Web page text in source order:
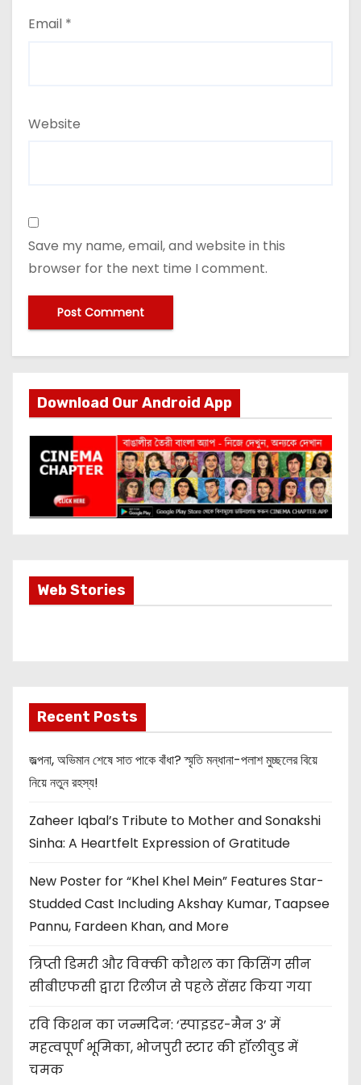
Email *
Website
Save my name, email, and website in this
browser for the next time I comment.
Download Our Android App
Web StoriesMost Important
Info about
Recent Posts
জল্পনা, অভিমান শেষে সাত পাকে বাঁধা? স্মৃতি মন্ধানা-পলাশ মুচ্ছলের বিয়ে
নিয়ে নতুন রহস্য!
Zaheer Iqbal’s Tribute to Mother and Sonakshi
Sinha: A Heartfelt Expression of Gratitude
New Poster for “Khel Khel Mein” Features Star-
Studded Cast Including Akshay Kumar, Taapsee
Pannu, Fardeen Khan, and More
त्रिप्ती डिमरी और विक्की कौशल का किसिंग सीन
सीबीएफसी द्वारा रिलीज से पहले सेंसर किया गया
रवि किशन का जन्मदिन: ‘स्पाइडर-मैन 3’ में
महत्वपूर्ण भूमिका, भोजपुरी स्टार की हॉलीवुड में
चमक